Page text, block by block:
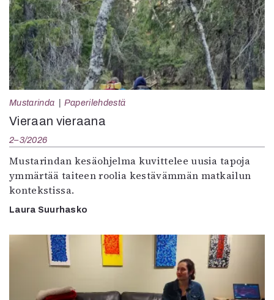
Mustarinda Paperilehdestä
Vieraan vieraana
2–3/2026
Mustarindan kesäohjelma kuvittelee uusia tapoja
ymmärtää taiteen roolia kestävämmän matkailun
kontekstissa.
Laura Suurhasko